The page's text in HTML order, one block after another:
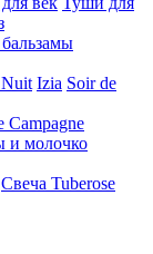
Izia Soir de
Campagne
и молочко
Свеча Tuberose